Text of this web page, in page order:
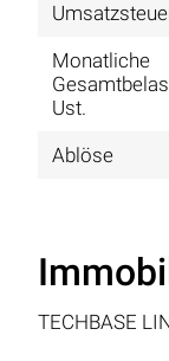
Monatliche
Ust.
Ablöse
TECHBASE